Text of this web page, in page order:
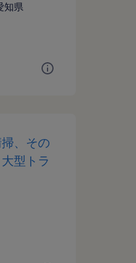
知県
、その
型トラ